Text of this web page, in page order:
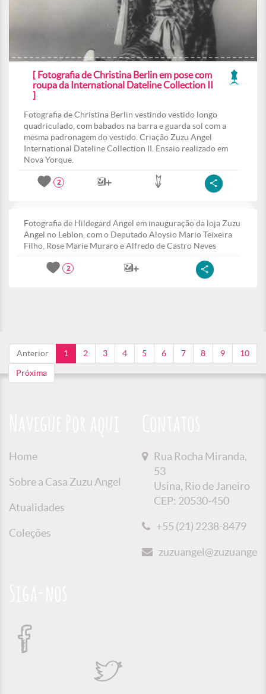
[ Fotografia de Christina Berlin em pose com
roupa da International Dateline Collection II
]
Fotografia de Christina Berlin vestindo vestido longo
quadriculado, com babados na barra e guarda sol com a
mesma padronagem do vestido. Criação Zuzu Angel
International Dateline Collection II. Ensaio realizado em
Nova Yorque.
2
Fotografia de Hildegard Angel em inauguração da loja Zuzu
Angel no Leblon, com o Deputado Aloysio Mario Teixeira
Filho, Rose Marie Muraro e Alfredo de Castro Neves
2
Anterior 1 2 3 4 5 6 7 8 9 10
Próxima
Home
Sobre a Casa Zuzu Angel
Atualidades
Coleções
Rua Rocha Miranda,
53
Usina, Rio de Janeiro
CEP: 20530-450
+55 (21) 2238-8479